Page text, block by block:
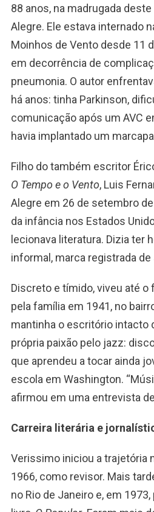
88 anos, na madrugada
Alegre. Ele estava internado
Moinhos de Vento desde 11
em decorrência de
pneumonia. O autor
há anos: tinha Parkinson,
comunicação após um AVC
havia implantado um
Filho do também escritor
O Tempo e o Vento, Luis
Alegre em 26 de setembro
da infância nos Estados
lecionava literatura. Dizia ter
informal, marca registrada de
Discreto e tímido, viveu até o
pela família em 1941, no
mantinha o escritório intacto
própria paixão pelo jazz:
que aprendeu a tocar ainda
escola em Washington.
afirmou em uma entrevista
Carreira literária e
Verissimo iniciou a trajetória
1966, como revisor. Mais
no Rio de Janeiro e, em